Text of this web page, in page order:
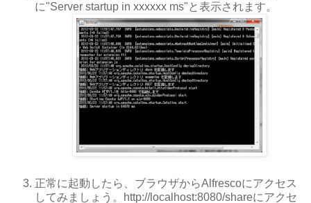
に"Server startup in xxxxxx ms"と表示されます。
正常に起動したら、ブラウザからAlfrescoにアクセス
してみましょう。http://localhost:8080/shareにアクセ